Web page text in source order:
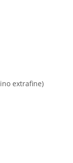
extrafine)